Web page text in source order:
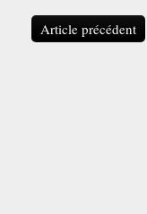
Article précédent